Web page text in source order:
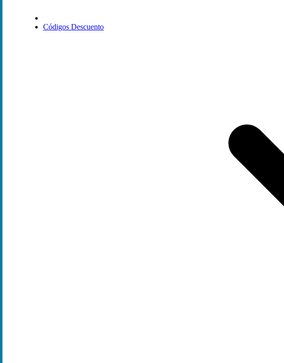
Códigos Descuento